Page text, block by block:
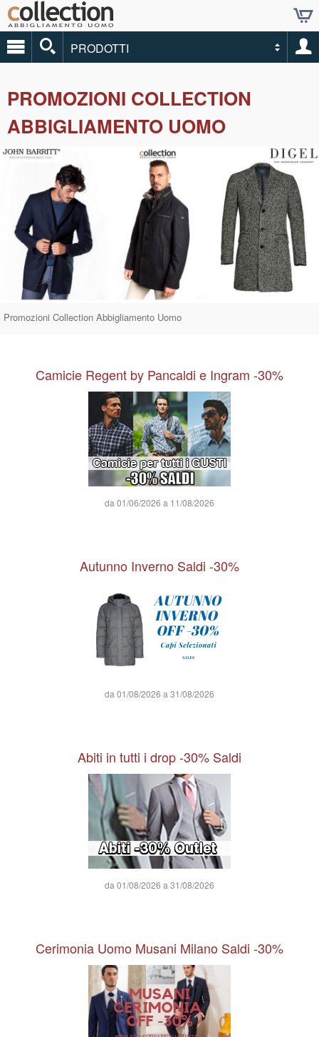
PRODOTTI
PROMOZIONI COLLECTION
ABBIGLIAMENTO UOMO
Promozioni Collection Abbigliamento Uomo
Camicie Regent by Pancaldi e Ingram -30%
da 01/06/2026 a 11/08/2026
Autunno Inverno Saldi -30%
da 01/08/2026 a 31/08/2026
Abiti in tutti i drop -30% Saldi
da 01/08/2026 a 31/08/2026
Cerimonia Uomo Musani Milano Saldi -30%